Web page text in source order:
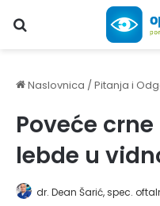
Upiši traženi pojam...
Naslovnica /Pitanja i
Poveće
lebde u
dr. Dean Šarić, spec.